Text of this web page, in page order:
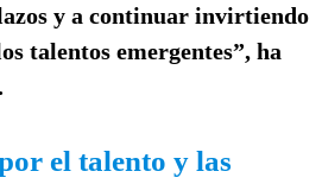
y a continuar invirtiendo
talentos emergentes”, ha
el talento y las